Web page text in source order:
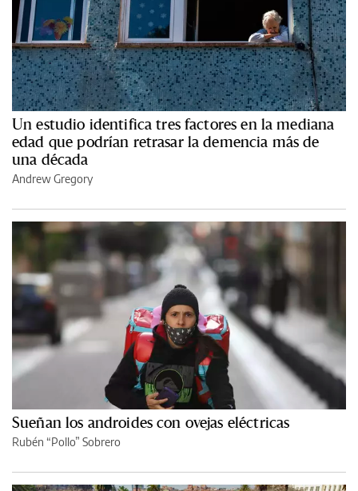
Un estudio identifica tres factores en la mediana
edad que podrían retrasar la demencia más de
una década
Andrew Gregory
Sueñan los androides con ovejas eléctricas
Rubén “Pollo” Sobrero